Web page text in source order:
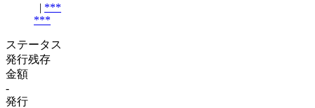
| ***
***
ステータス
発行残存
金額
-
発行